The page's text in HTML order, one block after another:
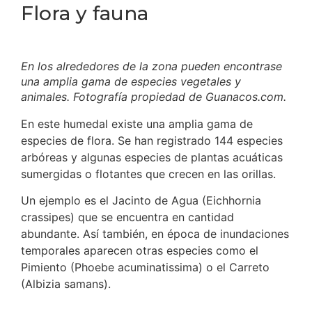
Flora y fauna
En los alrededores de la zona pueden encontrase
una amplia gama de especies vegetales y
animales. Fotografía propiedad de Guanacos.com.
En este humedal existe una amplia gama de
especies de flora. Se han registrado 144 especies
arbóreas y algunas especies de plantas acuáticas
sumergidas o flotantes que crecen en las orillas.
Un ejemplo es el Jacinto de Agua (Eichhornia
crassipes) que se encuentra en cantidad
abundante. Así también, en época de inundaciones
temporales aparecen otras especies como el
Pimiento (Phoebe acuminatissima) o el Carreto
(Albizia samans).